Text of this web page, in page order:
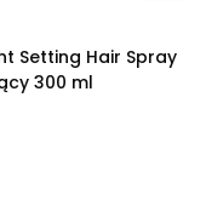
Setting Hair Spray
300 ml